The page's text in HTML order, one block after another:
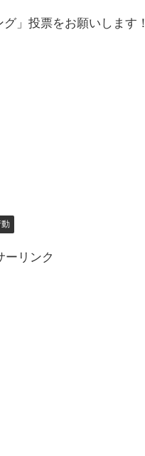
」投票をお願いします！
ーリンク